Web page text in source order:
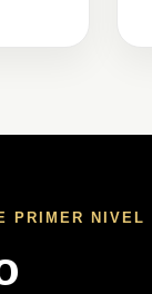
PRIMER NIVEL